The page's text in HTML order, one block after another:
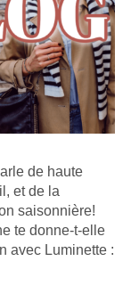
de haute
et de la
saisonnière!
te donne-t-elle
avec Luminette :